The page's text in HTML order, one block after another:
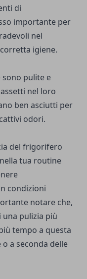
di
importante per
nel
igiene.
sono pulite e
nel loro
ben asciutti per
odori.
del frigorifero
tua routine
condizioni
notare che,
pulizia più
tempo a questa
a seconda delle